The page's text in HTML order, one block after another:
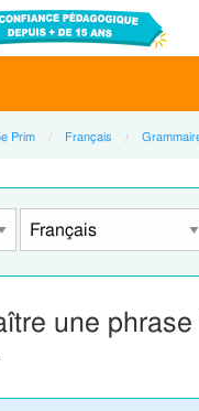
Prim Français
une